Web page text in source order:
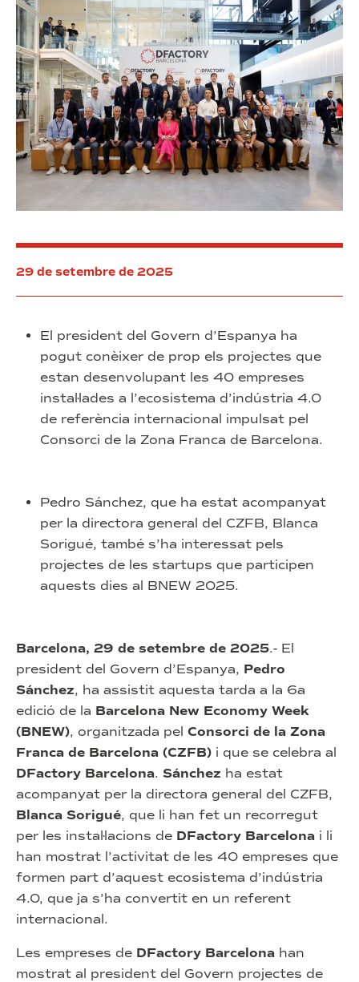
29 de setembre de 2025
El president del Govern d’Espanya ha
pogut conèixer de prop els projectes que
estan desenvolupant les 40 empreses
instal·lades a l’ecosistema d’indústria 4.0
de referència internacional impulsat pel
Consorci de la Zona Franca de Barcelona.
Pedro Sánchez, que ha estat acompanyat
per la directora general del CZFB, Blanca
Sorigué, també s’ha interessat pels
projectes de les startups que participen
aquests dies al BNEW 2025.
Barcelona, 29 de setembre de 2025.- El
president del Govern d’Espanya, Pedro
Sánchez, ha assistit aquesta tarda a la 6a
edició de la Barcelona New Economy Week
(BNEW), organitzada pel Consorci de la Zona
Franca de Barcelona (CZFB) i que se celebra al
DFactory Barcelona. Sánchez ha estat
acompanyat per la directora general del CZFB,
Blanca Sorigué, que li han fet un recorregut
per les instal·lacions de DFactory Barcelona i li
han mostrat l’activitat de les 40 empreses que
formen part d’aquest ecosistema d’indústria
4.0, que ja s’ha convertit en un referent
internacional.
Les empreses de DFactory Barcelona han
mostrat al president del Govern projectes de
BNEW